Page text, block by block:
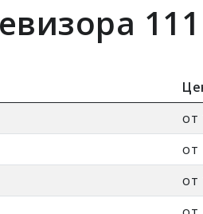
111
от
от
от